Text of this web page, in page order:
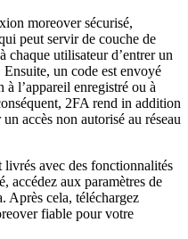
moreover sécurisé,
peut servir de couche de
chaque utilisateur d’entrer un
un code est envoyé
l’appareil enregistré ou à
2FA rend in addition
accès non autorisé au réseau
livrés avec des fonctionnalités
accédez aux paramètres de
Après cela, téléchargez
fiable pour votre